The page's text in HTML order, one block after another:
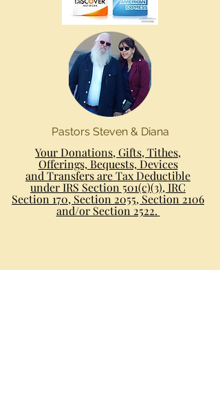
Pastors Steven & Diana
Your Donations, Gifts, Tithes,
Offerings, Bequests, Devices
and Transfers are Tax Deductible
under IRS Section 501(c)(3), IRC
Section 170, Section 2055, Section 2106
and/or Section 2522.